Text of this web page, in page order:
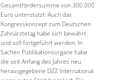
Gesamtfördersumme von 300.000
Euro unterstützt. Auch das
Kongresskonzept zum Deutschen
Zahnärztetag habe sich bewährt
und soll fortgeführt werden. In
Sachen Publikationsorgane habe
die seit Anfang des Jahres neu
herausgegebene DZZ International